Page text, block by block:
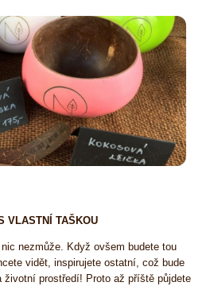
VLASTNÍ TAŠKOU
nezmůže. Když ovšem budete tou
vidět, inspirujete ostatní, což bude
životní prostředí! Proto až příště půjdete